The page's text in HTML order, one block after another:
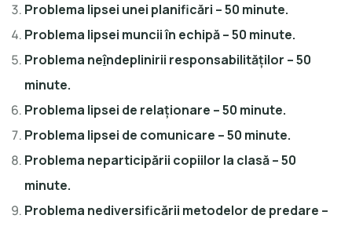
Problema lipsei unei planificări – 50 minute.
Problema lipsei muncii în echipă – 50 minute.
Problema neîndeplinirii responsabilităților – 50
minute.
Problema lipsei de relaționare – 50 minute.
Problema lipsei de comunicare – 50 minute.
Problema neparticipării copiilor la clasă – 50
minute.
Problema nediversificării metodelor de predare –